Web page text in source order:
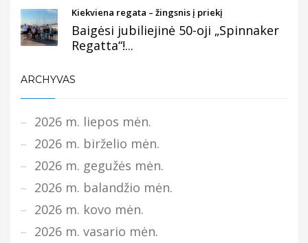
Kiekviena regata – žingsnis į priekį
Baigėsi jubiliejinė 50-oji „Spinnaker
Regatta“!...
ARCHYVAS
2026 m. liepos mėn.
2026 m. birželio mėn.
2026 m. gegužės mėn.
2026 m. balandžio mėn.
2026 m. kovo mėn.
2026 m. vasario mėn.